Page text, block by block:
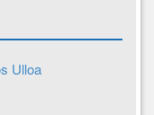
Ulloa